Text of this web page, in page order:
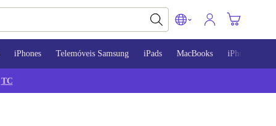
iPhones Telemóveis Samsung iPads MacBooks iPhone 13
TC